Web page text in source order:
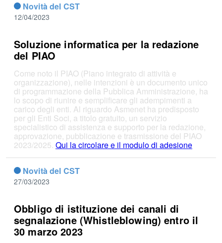
Novità del CST
12/04/2023
Soluzione informatica per la redazione
del PIAO
Come noto il PIAO (Piano integrato di attività e
organizzazione), nelle intenzioni è un documento unico
di programmazione della Pubblica Amministrazione, ha
lo scopo di riunire e semplificare gli adempimenti a
carico degli enti. Al riguardo Asmenet ha predisposto
per gli Enti Soci, a titolo gratuito, un servizio
specialistico di assistenza e supporto per la redazione,
approvazione, pubblicazione e trasmissione del PIAO
2023/2025. Qui la circolare e il modulo di adesione
Novità del CST
27/03/2023
Obbligo di istituzione dei canali di
segnalazione (Whistleblowing) entro il
30 marzo 2023